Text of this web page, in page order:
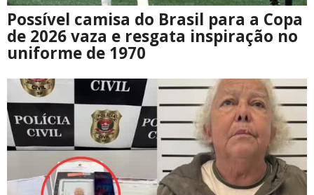
Possível camisa do Brasil para a Copa
de 2026 vaza e resgata inspiração no
uniforme de 1970